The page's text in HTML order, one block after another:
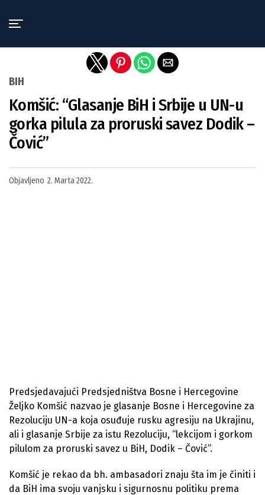
BIH
Komšić: “Glasanje BiH i Srbije u UN-u
gorka pilula za proruski savez Dodik –
Čović”
Objavljeno 2. Marta 2022.
Predsjedavajući Predsjedništva Bosne i Hercegovine
Željko Komšić nazvao je glasanje Bosne i Hercegovine za
Rezoluciju UN-a koja osuđuje rusku agresiju na Ukrajinu,
ali i glasanje Srbije za istu Rezoluciju, “lekcijom i gorkom
pilulom za proruski savez u BiH, Dodik – Čović”.
Komšić je rekao da bh. ambasadori znaju šta im je činiti i
da BiH ima svoju vanjsku i sigurnosnu politiku prema